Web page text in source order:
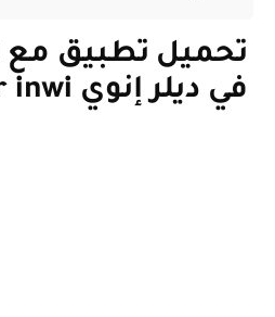
تحميل تطبيق مع
في ديلر إنوي M3a tajir inwi